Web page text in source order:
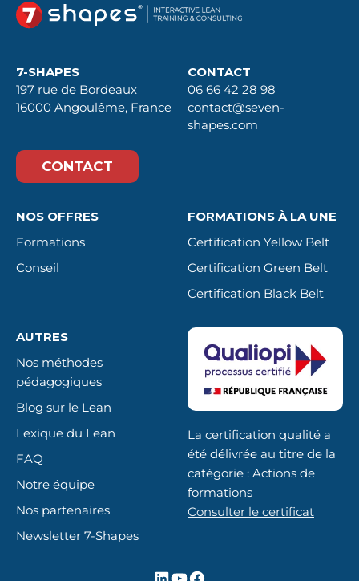
7-SHAPES
197 rue de Bordeaux
16000 Angoulême, France
CONTACT
06 66 42 28 98
contact@seven-
shapes.com
CONTACT
NOS OFFRES
Formations
Conseil
FORMATIONS À LA UNE
Certification Yellow Belt
Certification Green Belt
Certification Black Belt
AUTRES
Nos méthodes
pédagogiques
Blog sur le Lean
Lexique du Lean
FAQ
Notre équipe
Nos partenaires
Newsletter 7-Shapes
La certification qualité a
été délivrée au titre de la
catégorie : Actions de
formations
Consulter le certificat